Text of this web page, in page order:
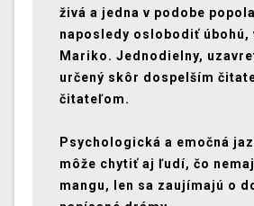
živá a jedna v podobe
naposledy oslobodiť úbohú,
Mariko. Jednodielny,
určený skôr dospelším
čitateľom.
Psychologická a emočná
môže chytiť aj ľudí, čo
mangu, len sa zaujímajú o